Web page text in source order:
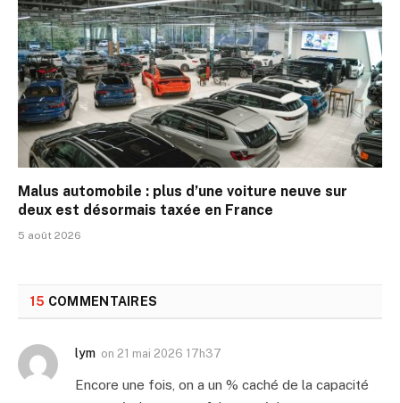
Malus automobile : plus d’une voiture neuve sur
deux est désormais taxée en France
5 août 2026
15 COMMENTAIRES
lym on 21 mai 2026 17h37
Encore une fois, on a un % caché de la capacité